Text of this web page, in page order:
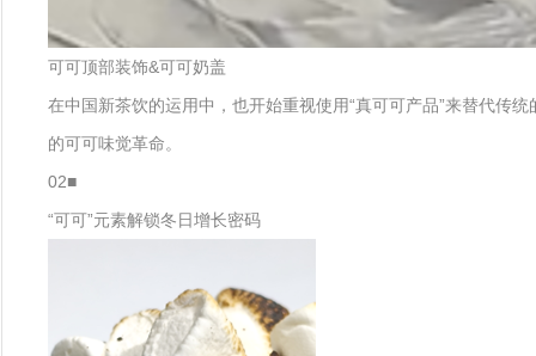
可可顶部装饰&可可奶盖
在中国新茶饮的运用中，也开始重视使用“真可可产品”来替代传
的可可味觉革命。
02■
“可可”元素解锁冬日增长密码